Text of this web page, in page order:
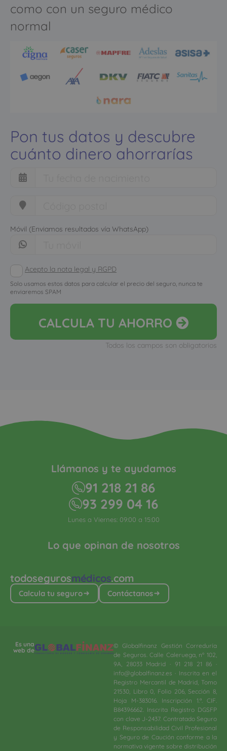
como con un seguro médico
normal
Pon tus datos y descubre
cuánto dinero ahorrarías
Móvil (Enviamos resultados vía WhatsApp)
Acepto la nota legal y RGPD
Solo usamos estos datos para calcular el precio del seguro, nunca te
enviaremos SPAM
CALCULA TU AHORRO
Todos los campos son obligatorios
todosegurosmédicos.com
Calcula tu seguro Contáctanos
Lo que opinan de nosotros
Llámanos y te ayudamos
91 218 21 86
93 299 04 16
Lunes a Viernes: 09:00 a 15:00
Es una
web de
© Globalfinanz Gestión Correduría
de Seguros. Calle Caleruega, nº 102,
9A, 28033 Madrid · 91 218 21 86 ·
info@globalfinanz.es · Inscrita en el
Registro Mercantil de Madrid, Tomo
21530, Libro 0, Folio 206, Sección 8,
Hoja M-383016. Inscripción 1.ª. CIF.
B84396662. Inscrita Registro DGSFP
con clave J-2437. Contratado Seguro
de Responsabilidad Civil Profesional
y Seguro de Caución conforme a la
normativa vigente sobre distribución